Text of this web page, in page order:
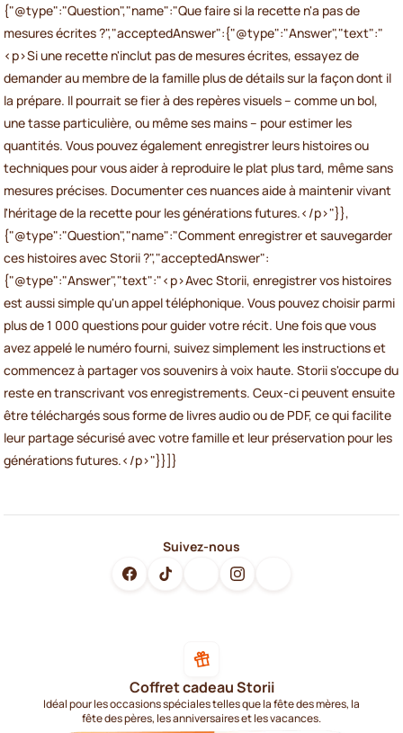
{"@type":"Question","name":"Que faire si la recette n'a pas de
mesures écrites ?","acceptedAnswer":{"@type":"Answer","text":"
<p>Si une recette n'inclut pas de mesures écrites, essayez de
demander au membre de la famille plus de détails sur la façon dont il
la prépare. Il pourrait se fier à des repères visuels – comme un bol,
une tasse particulière, ou même ses mains – pour estimer les
quantités. Vous pouvez également enregistrer leurs histoires ou
techniques pour vous aider à reproduire le plat plus tard, même sans
mesures précises. Documenter ces nuances aide à maintenir vivant
l'héritage de la recette pour les générations futures.</p>"}},
{"@type":"Question","name":"Comment enregistrer et sauvegarder
ces histoires avec Storii ?","acceptedAnswer":
{"@type":"Answer","text":"<p>Avec Storii, enregistrer vos histoires
est aussi simple qu'un appel téléphonique. Vous pouvez choisir parmi
plus de 1 000 questions pour guider votre récit. Une fois que vous
avez appelé le numéro fourni, suivez simplement les instructions et
commencez à partager vos souvenirs à voix haute. Storii s'occupe du
reste en transcrivant vos enregistrements. Ceux-ci peuvent ensuite
être téléchargés sous forme de livres audio ou de PDF, ce qui facilite
leur partage sécurisé avec votre famille et leur préservation pour les
générations futures.</p>"}}]}
Suivez-nous
Coffret cadeau Storii
Idéal pour les occasions spéciales telles que la fête des mères, la
fête des pères, les anniversaires et les vacances.